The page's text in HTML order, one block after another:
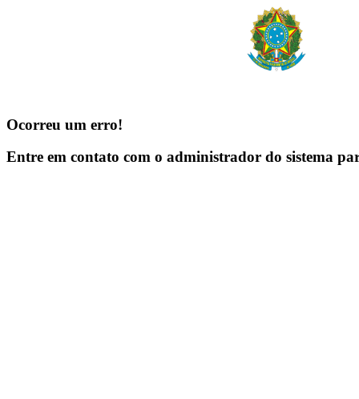
Ocorreu um erro!
Entre em contato com o administrador do sistema